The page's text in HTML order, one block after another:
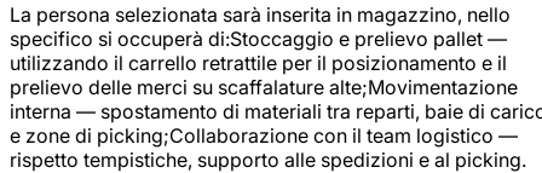
La persona selezionata sarà inserita in magazzino, nello
specifico si occuperà di:Stoccaggio e prelievo pallet —
utilizzando il carrello retrattile per il posizionamento e il
prelievo delle merci su scaffalature alte;Movimentazione
interna — spostamento di materiali tra reparti, baie di
e zone di picking;Collaborazione con il team logistico —
rispetto tempistiche, supporto alle spedizioni e al picking.